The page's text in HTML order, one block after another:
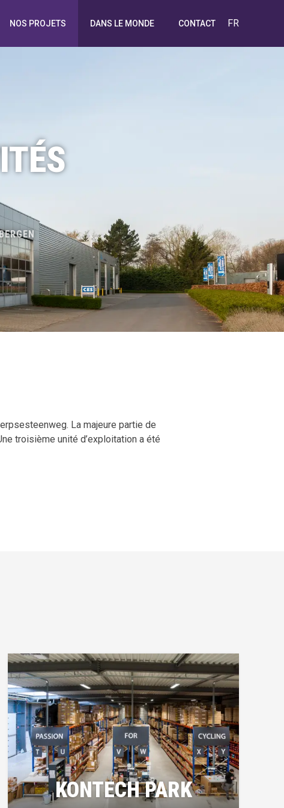
NOS PROJETS DANS LE MONDE CONTACT FR
La majeure partie de
troisième unité d’exploitation a été
KONTECH PARK